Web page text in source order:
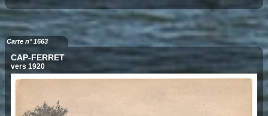
Carte n° 1663
CAP-FERRET
vers 1920